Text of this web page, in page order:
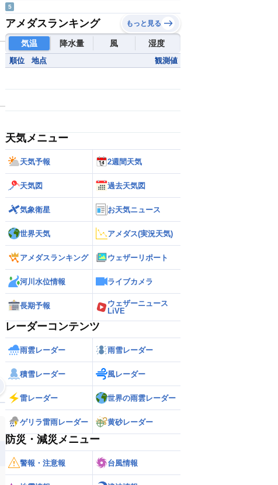
5
アメダスランキング もっと見る
気温 降水量 風 湿度
順位 地点 観測値
天気メニュー
天気予報 2週間天気
天気図 過去天気図
気象衛星 お天気ニュース
世界天気 アメダス(実況天気)
アメダスランキング ウェザーリポート
河川水位情報 ライブカメラ
長期予報
ウェザーニュース
LiVE
レーダーコンテンツ
雨雲レーダー 雨雪レーダー
積雪レーダー 風レーダー
雷レーダー 世界の雨雲レーダー
ゲリラ雷雨レーダー 黄砂レーダー
防災・減災メニュー
警報・注意報 台風情報